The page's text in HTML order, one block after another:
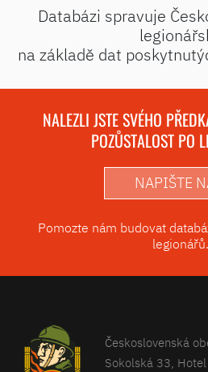
Databázi spravuje
na základě dat
NALEZLI JSTE SVÉHO
POZŮSTALOST PO
NAPIŠTE
Pomozte nám budovat
legionářů.
Československá
Sokolská 33,